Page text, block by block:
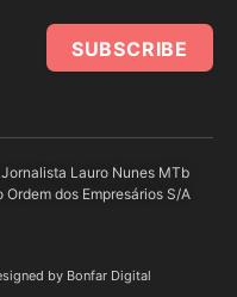
SUBSCRIBE
Lauro Nunes MTb
dos Empresários S/A
by Bonfar Digital